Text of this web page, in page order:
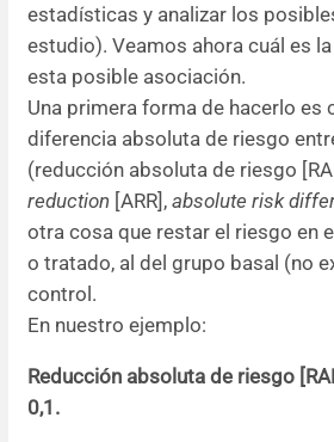
estadísticas y analizar los
estudio). Veamos ahora cuál es
esta posible asociación.
Una primera forma de hacerlo es
diferencia absoluta de riesgo
(reducción absoluta de riesgo
reduction [ARR], absolute risk
otra cosa que restar el riesgo en
o tratado, al del grupo basal (no
control.
En nuestro ejemplo:
Reducción absoluta de riesgo
0,1.